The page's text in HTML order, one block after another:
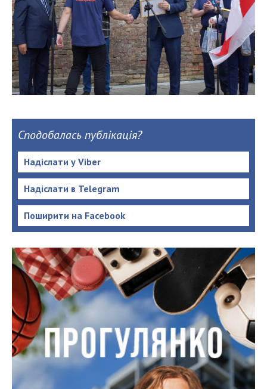
Сподобалась публікація?
Надіслати у Viber
Надіслати в Telegram
Поширити на Facebook